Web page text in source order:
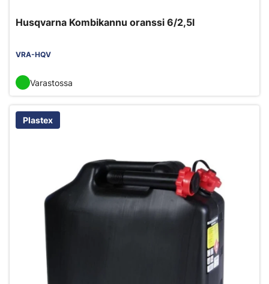
Husqvarna Kombikannu oranssi 6/2,5l
VRA-HQV
Varastossa
Plastex